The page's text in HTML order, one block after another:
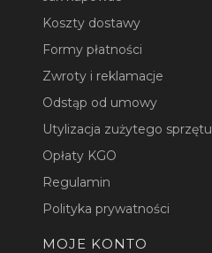
Koszty dostawy
Formy płatności
Zwroty i reklamacje
Odstąp od umowy
Utylizacja zużytego sprzętu
Opłaty KGO
Regulamin
Polityka prywatności
MOJE KONTO